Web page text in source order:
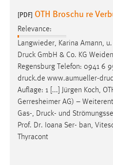
[PDF] OTH Broschu re
Relevance:
Langwieder, Karina Amann,
Druck GmbH & Co. KG
Regensburg Telefon: 0941 6
druck.de www.aumueller-
Auflage: 1 [...] Jürgen Koch,
Gerresheimer AG) –
Gas-, Druck- und
Prof. Dr. Ioana Ser- ban,
Thyracont